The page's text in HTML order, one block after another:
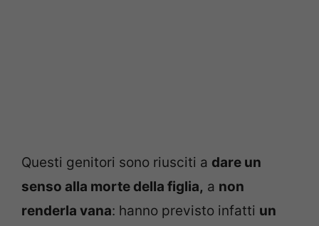
Questi genitori sono riusciti a dare un
senso alla morte della figlia, a non
renderla vana: hanno previsto infatti un